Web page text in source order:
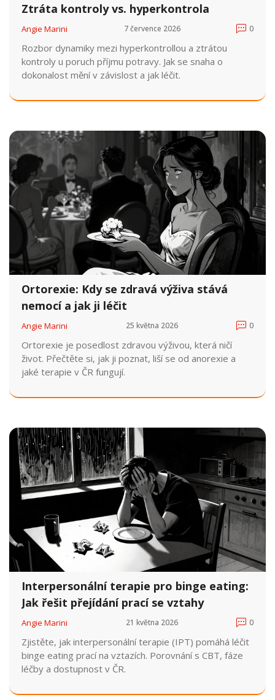
Ztráta kontroly vs. hyperkontrola
Angie Marini 7 července 2026 0
Rozbor dynamiky mezi hyperkontrollou a ztrátou
kontroly u poruch příjmu potravy. Jak se snaha o
dokonalost mění v závislost a jak léčit.
Ortorexie: Kdy se zdravá výživa stává
nemocí a jak ji léčit
Angie Marini 25 května 2026 0
Ortorexie je posedlost zdravou výživou, která ničí
život. Přečtěte si, jak ji poznat, liší se od anorexie a
jaké terapie v ČR fungují.
Interpersonální terapie pro binge eating:
Jak řešit přejídání prací se vztahy
Angie Marini 21 května 2026 0
Zjistěte, jak interpersonální terapie (IPT) pomáhá léčit
binge eating prací na vztazích. Porovnání s CBT, fáze
léčby a dostupnost v ČR.